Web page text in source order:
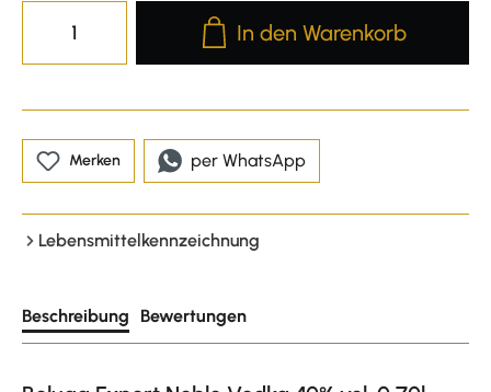
Produkt Anzahl: Gib den
In den Warenkorb
Merken per WhatsApp
Lebensmittelkennzeichnung
Beschreibung Bewertungen